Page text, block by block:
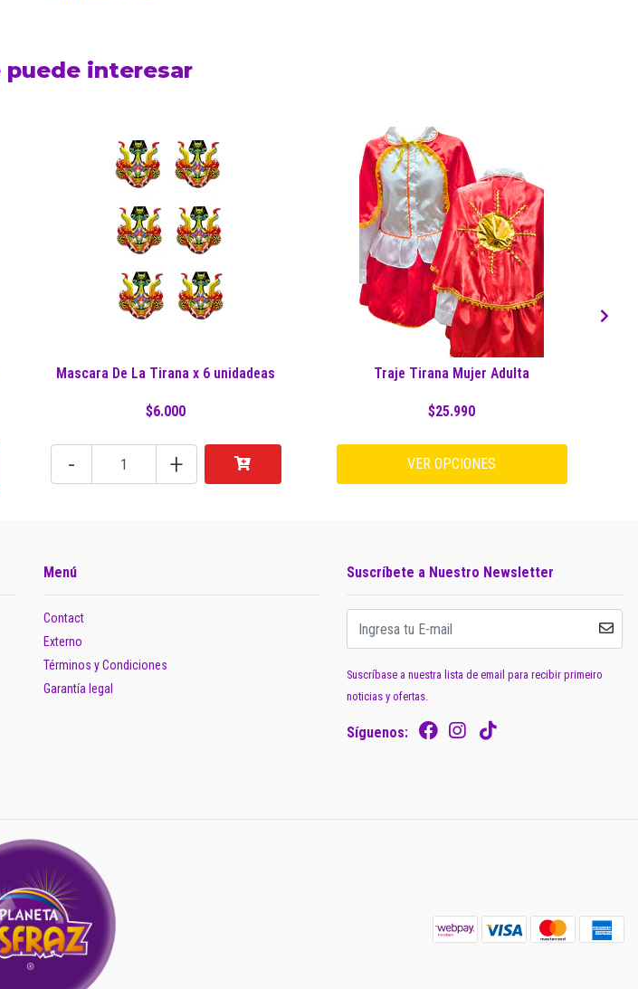
puede interesar
Mascara De La Tirana x 6 unidadeas
$6.000
- +
Traje Tirana Mujer Adulta
$25.990
VER OPCIONES
Menú
Contact
Externo
Términos y Condiciones
Garantía legal
Suscríbete a Nuestro Newsletter
Suscríbase a nuestra lista de email para recibir primeiro
noticias y ofertas.
Síguenos: